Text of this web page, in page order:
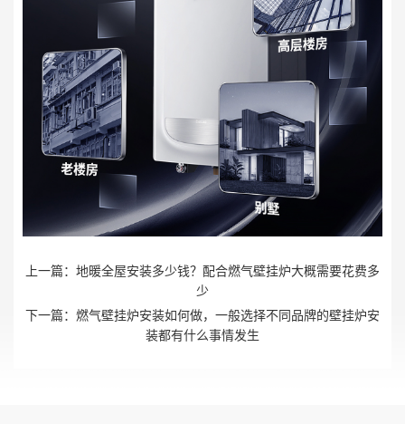
上一篇： 地暖全屋安装多少钱？配合燃气壁挂炉大概需要花费多
少
下一篇： 燃气壁挂炉安装如何做，一般选择不同品牌的壁挂炉安
装都有什么事情发生